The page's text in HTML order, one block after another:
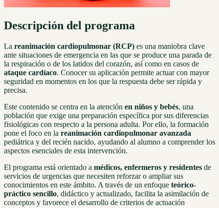
Descripción del programa
La reanimación cardiopulmonar (RCP) es una maniobra clave
ante situaciones de emergencia en las que se produce una parada de
la respiración o de los latidos del corazón, así como en casos de
ataque cardíaco. Conocer su aplicación permite actuar con mayor
seguridad en momentos en los que la respuesta debe ser rápida y
precisa.
Este contenido se centra en la atención en niños y bebés, una
población que exige una preparación específica por sus diferencias
fisiológicas con respecto a la persona adulta. Por ello, la formación
pone el foco en la reanimación cardiopulmonar avanzada
pediátrica y del recién nacido, ayudando al alumno a comprender los
aspectos esenciales de esta intervención.
El programa está orientado a médicos, enfermeros y residentes de
servicios de urgencias que necesiten reforzar o ampliar sus
conocimientos en este ámbito. A través de un enfoque teórico-
práctico sencillo, didáctico y actualizado, facilita la asimilación de
conceptos y favorece el desarrollo de criterios de actuación